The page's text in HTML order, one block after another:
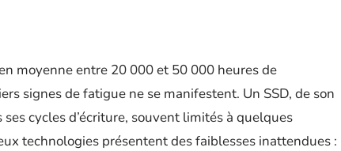
moyenne entre 20 000 et 50 000 heures de
signes de fatigue ne se manifestent. Un SSD, de son
cycles d’écriture, souvent limités à quelques
technologies présentent des faiblesses inattendues :